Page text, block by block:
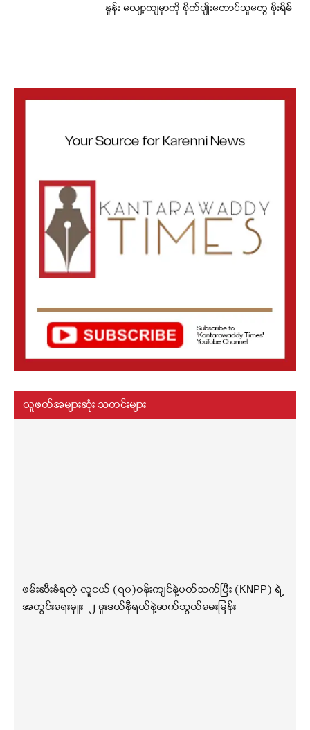
နှုန်း လျော့ကျမှာကို စိုက်ပျိုးတောင်သူတွေ စိုးရိမ်
လူဖတ်အများဆုံး သတင်းများ
ဖမ်းဆီးခံရတဲ့ လူငယ် (၇၀)ဝန်းကျင်နဲ့ပတ်သက်ပြီး (KNPP) ရဲ့
အတွင်းရေးမှူး-၂ ခူးဒယ်နီရယ်နဲ့ဆက်သွယ်မေးမြန်း